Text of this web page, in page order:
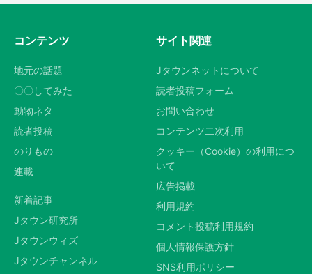
コンテンツ
地元の話題
〇〇してみた
動物ネタ
読者投稿
のりもの
連載
新着記事
Jタウン研究所
Jタウンウィズ
Jタウンチャンネル
サイト関連
Jタウンネットについて
読者投稿フォーム
お問い合わせ
コンテンツ二次利用
クッキー（Cookie）の利用につ
いて
広告掲載
利用規約
コメント投稿利用規約
個人情報保護方針
SNS利用ポリシー